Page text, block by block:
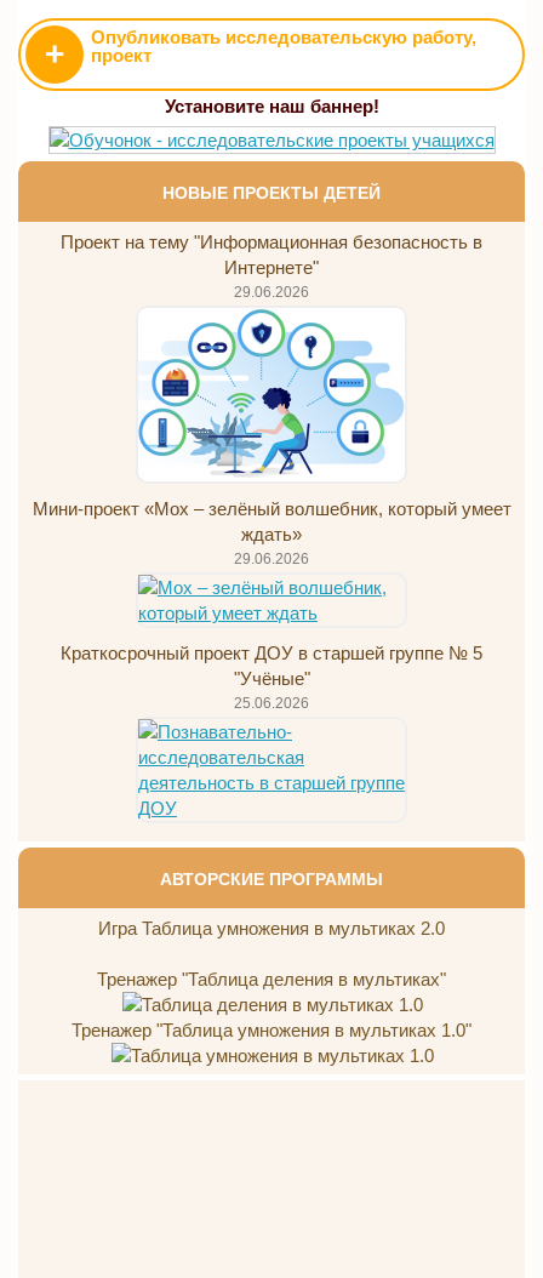
+
Опубликовать исследовательскую работу,
проект
Установите наш баннер!
НОВЫЕ ПРОЕКТЫ ДЕТЕЙ
Проект на тему "Информационная безопасность в
Интернете"
29.06.2026
Мини-проект «Мох – зелёный волшебник, который умеет
ждать»
29.06.2026
Краткосрочный проект ДОУ в старшей группе № 5
"Учёные"
25.06.2026
АВТОРСКИЕ ПРОГРАММЫ
Игра Таблица умножения в мультиках 2.0
Тренажер "Таблица деления в мультиках"
Тренажер "Таблица умножения в мультиках 1.0"